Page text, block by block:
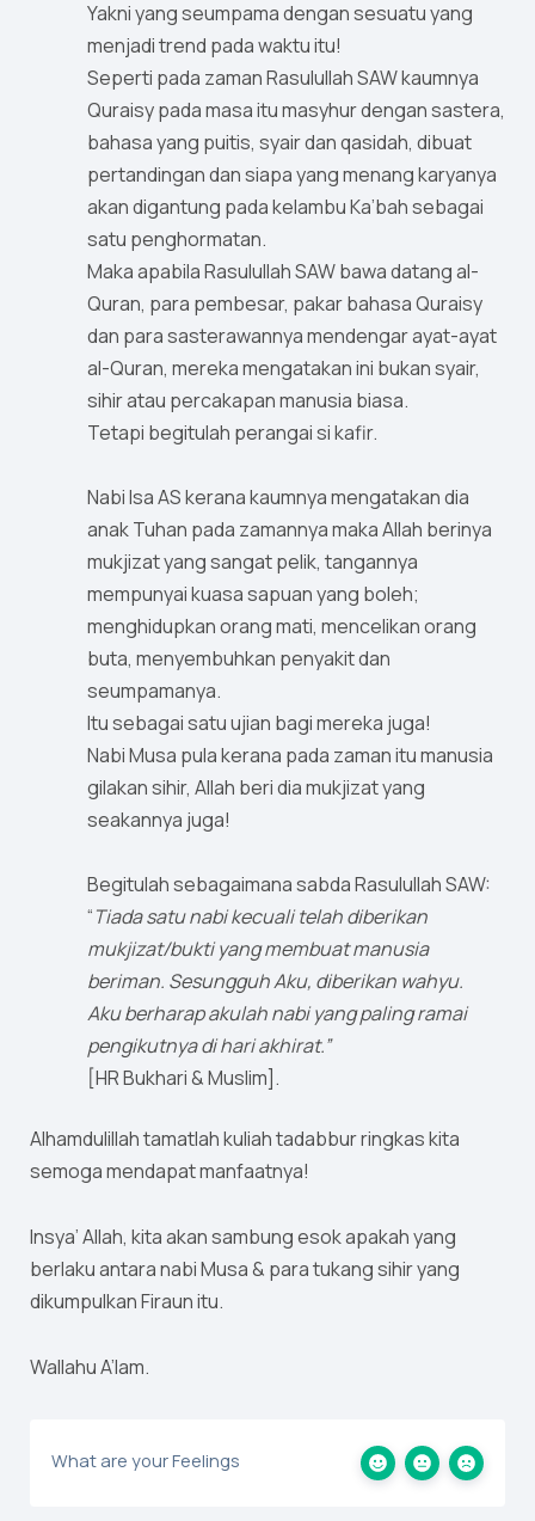
Yakni yang seumpama dengan sesuatu yang
menjadi trend pada waktu itu!
Seperti pada zaman Rasulullah SAW kaumnya
Quraisy pada masa itu masyhur dengan sastera,
bahasa yang puitis, syair dan qasidah, dibuat
pertandingan dan siapa yang menang karyanya
akan digantung pada kelambu Ka’bah sebagai
satu penghormatan.
Maka apabila Rasulullah SAW bawa datang al-
Quran, para pembesar, pakar bahasa Quraisy
dan para sasterawannya mendengar ayat-ayat
al-Quran, mereka mengatakan ini bukan syair,
sihir atau percakapan manusia biasa.
Tetapi begitulah perangai si kafir.
Nabi Isa AS kerana kaumnya mengatakan dia
anak Tuhan pada zamannya maka Allah berinya
mukjizat yang sangat pelik, tangannya
mempunyai kuasa sapuan yang boleh;
menghidupkan orang mati, mencelikan orang
buta, menyembuhkan penyakit dan
seumpamanya.
Itu sebagai satu ujian bagi mereka juga!
Nabi Musa pula kerana pada zaman itu manusia
gilakan sihir, Allah beri dia mukjizat yang
seakannya juga!
Begitulah sebagaimana sabda Rasulullah SAW:
“Tiada satu nabi kecuali telah diberikan
mukjizat/bukti yang membuat manusia
beriman. Sesungguh Aku, diberikan wahyu.
Aku berharap akulah nabi yang paling ramai
pengikutnya di hari akhirat.”
[HR Bukhari & Muslim].
Alhamdulillah tamatlah kuliah tadabbur ringkas kita
semoga mendapat manfaatnya!
Insya’ Allah, kita akan sambung esok apakah yang
berlaku antara nabi Musa & para tukang sihir yang
dikumpulkan Firaun itu.
Wallahu A’lam.
What are your Feelings